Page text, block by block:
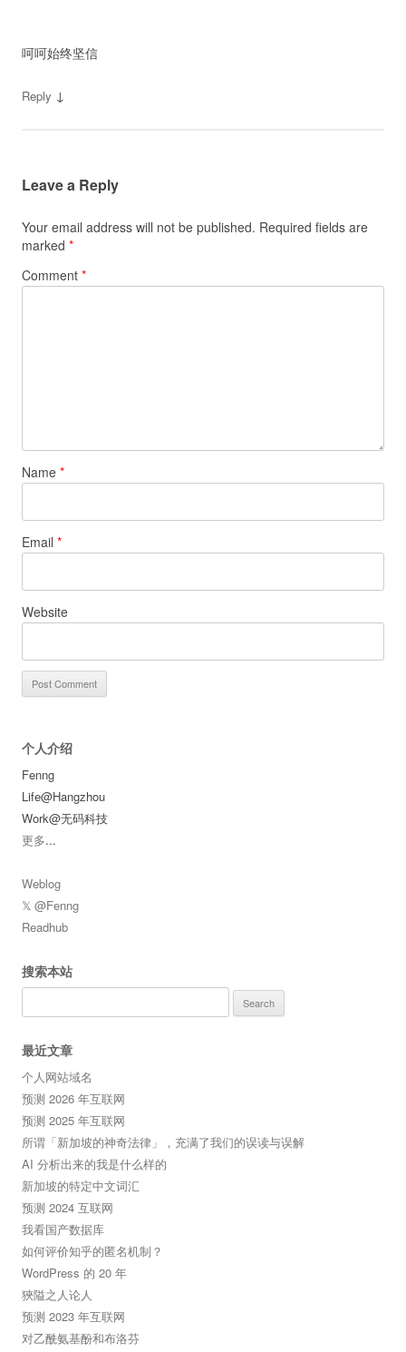
呵呵始终坚信
Reply ↓
Leave a Reply
Your email address will not be published. Required fields are
marked *
Comment *
Name *
Email *
Website
个人介绍
Fenng
Life@Hangzhou
Work@无码科技
更多...
Weblog
𝕏 @Fenng
Readhub
搜索本站
for:
最近文章
个人网站域名
预测 2026 年互联网
预测 2025 年互联网
所谓「新加坡的神奇法律」，充满了我们的误读与误解
AI 分析出来的我是什么样的
新加坡的特定中文词汇
预测 2024 互联网
我看国产数据库
如何评价知乎的匿名机制？
WordPress 的 20 年
狹隘之人论人
预测 2023 年互联网
对乙酰氨基酚和布洛芬